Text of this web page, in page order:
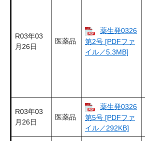
R03年03
月26日
医薬品
薬生発0326
第2号 [PDFファ
イル／5.3MB]
R03年03
月26日
医薬品
薬生発0326
第5号 [PDFファ
イル／292KB]